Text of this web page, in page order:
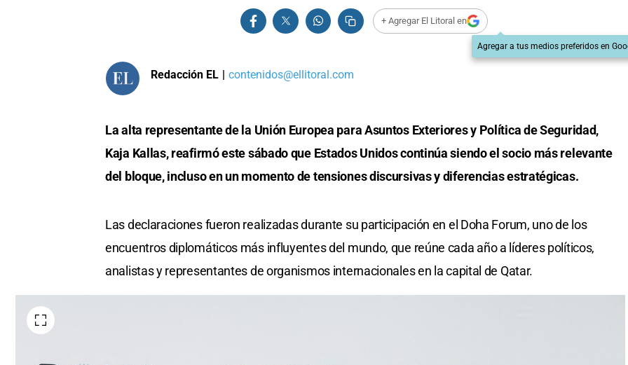
+ Agregar El Litoral en
Agregar a tus medios preferidos en
Redacción EL | contenidos@ellitoral.com
La alta representante de la Unión Europea para Asuntos Exteriores y Política de Seguridad,
Kaja Kallas, reafirmó este sábado que Estados Unidos continúa siendo el socio más relevante
del bloque, incluso en un momento de tensiones discursivas y diferencias estratégicas.
Las declaraciones fueron realizadas durante su participación en el Doha Forum, uno de los
encuentros diplomáticos más influyentes del mundo, que reúne cada año a líderes políticos,
analistas y representantes de organismos internacionales en la capital de Qatar.